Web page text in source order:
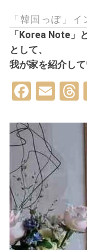
「韓国っぽ」イ
「Korea Note」
として、
我が家を紹介して